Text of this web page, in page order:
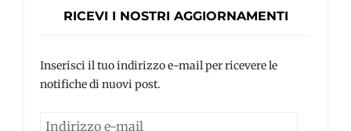
RICEVI I NOSTRI AGGIORNAMENTI
Inserisci il tuo indirizzo e-mail per ricevere le
notifiche di nuovi post.
Indirizzo